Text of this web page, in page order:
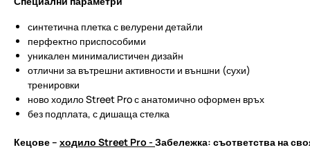
синтетична плетка с велурени детайли
перфектно приспособими
уникален минималистичен дизайн
отлични за вътрешни активности и външни (сухи)
тренировки
ново ходило Street Pro с анатомично оформен връх
без подплата, с дишаща стелка
Кецове – ходило Street Pro - Забележка: съответства на